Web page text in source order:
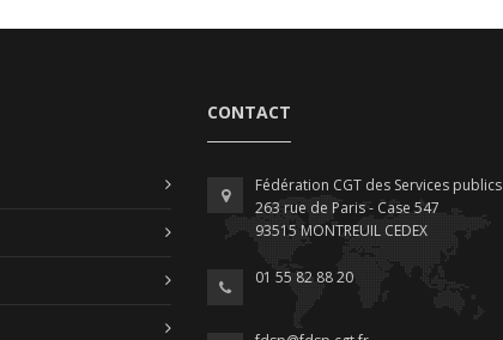
CONTACT
Fédération CGT des Services publics
263 rue de Paris - Case 547
93515 MONTREUIL CEDEX
01 55 82 88 20